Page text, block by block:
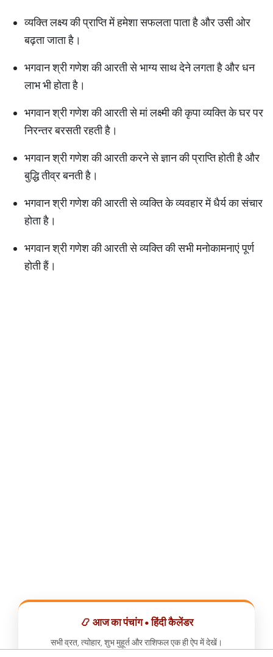
व्यक्ति लक्ष्य की प्राप्ति में हमेशा सफलता पाता है और उसी ओर
बढ़ता जाता है।
भगवान श्री गणेश की आरती से भाग्य साथ देने लगता है और धन
लाभ भी होता है।
भगवान श्री गणेश की आरती से मां लक्ष्मी की कृपा व्यक्ति के घर पर
निरन्तर बरसती रहती है।
भगवान श्री गणेश की आरती करने से ज्ञान की प्राप्ति होती है और
बुद्धि तीव्र बनती है।
भगवान श्री गणेश की आरती से व्यक्ति के व्यवहार में धैर्य का संचार
होता है।
भगवान श्री गणेश की आरती से व्यक्ति की सभी मनोकामनाएं पूर्ण
होती हैं।
📿 आज का पंचांग • हिंदी कैलेंडर
सभी व्रत, त्योहार, शुभ मुहूर्त और राशिफल एक ही ऐप में देखें।